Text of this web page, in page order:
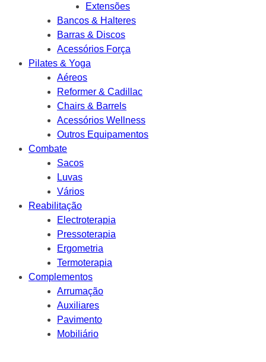
Extensões
Bancos & Halteres
Barras & Discos
Acessórios Força
Pilates & Yoga
Aéreos
Reformer & Cadillac
Chairs & Barrels
Acessórios Wellness
Outros Equipamentos
Combate
Sacos
Luvas
Vários
Reabilitação
Electroterapia
Pressoterapia
Ergometria
Termoterapia
Complementos
Arrumação
Auxiliares
Pavimento
Mobiliário